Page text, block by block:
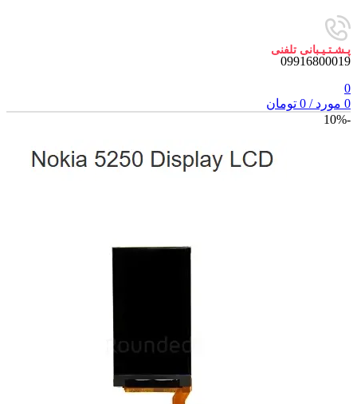
پـشـتـیـبانی تلفنی
09916800019
0
0 مورد /
0 تومان
-10%